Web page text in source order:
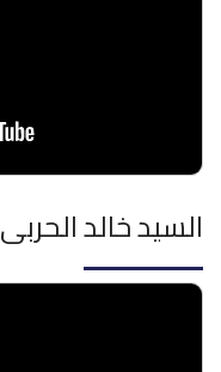
السيد خالد الحربى